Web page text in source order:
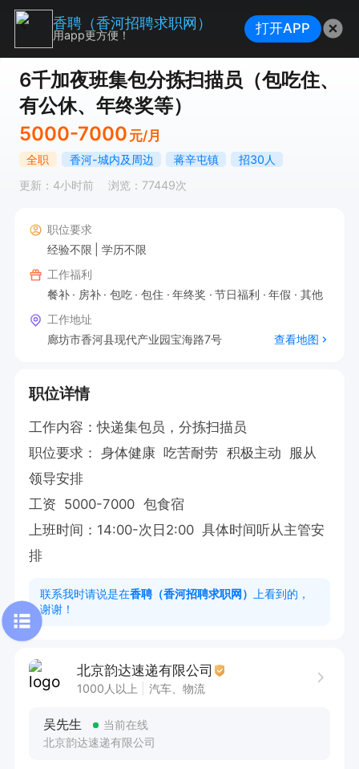
6千加夜班集包分拣扫描员（包吃住、
有公休、年终奖等）
5000-7000 元/月
全职 香河-城内及周边 蒋辛屯镇
招30人
更新：4小时前
浏览：77449次
职位要求
经验不限
学历不限
工作福利
餐补
房补 包吃 包住 年终奖 节日福利 年假
其他
工作地址
廊坊市香河县现代产业园宝海路7号
查看地图
职位详情
工作内容：快递集包员，分拣扫描员
职位要求： 身体健康  吃苦耐劳  积极主动  服从
领导安排
工资  5000-7000  包食宿
上班时间：14:00-次日2:00  具体时间听从主管安
排
联系我时请说是在香聘（香河招聘求职网）
上看到的，
谢谢！
北京韵达速递有限公司
1000人以上 汽车、物流
吴先生
当前在线
北京韵达速递有限公司
香聘（香河招聘求职网）
用app更方便！ 打开APP